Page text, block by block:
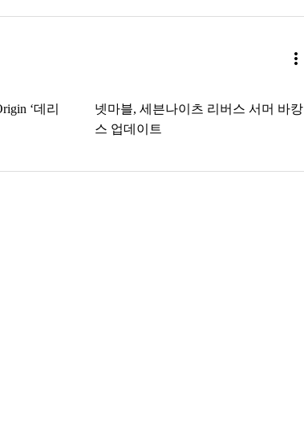
more_vert
‘데리
넷마블, 세븐나이츠 리버스 서머 바캉
스 업데이트